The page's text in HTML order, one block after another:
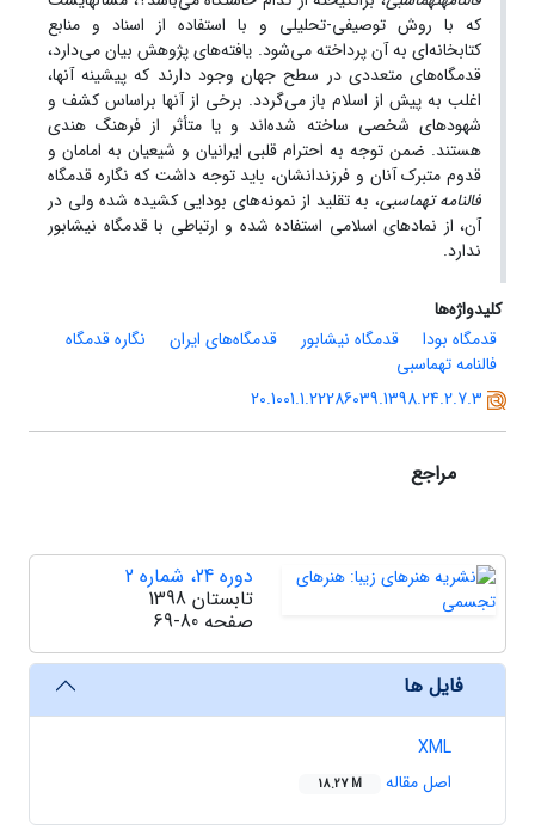
که با روش توصیفی-تحلیلی و با استفاده از اسناد و منابع
کتابخانه‌ای به آن پرداخته می‌شود. یافته‌های پژوهش بیان می‌دارد،
قدمگاه‌های متعددی در سطح جهان وجود دارند که پیشینه آنها،
اغلب به پیش از اسلام باز می‌گردد. برخی از آنها براساس کشف و
شهودهای شخصی ساخته شده‌اند و یا متأثر از فرهنگ هندی
هستند. ضمن توجه به احترام قلبی ایرانیان و شیعیان به امامان و
قدوم متبرک آنان و فرزندانشان، باید توجه داشت که نگاره قدمگاه
فالنامه تهماسبی، به تقلید از نمونه‌های بودایی کشیده شده ولی در
آن، از نمادهای اسلامی استفاده شده و ارتباطی با قدمگاه نیشابور
ندارد.
کلیدواژه‌ها
قدمگاه بودا
قدمگاه نیشابور قدمگاه‌های ایران
نگاره قدمگاه
فالنامه تهماسبی
20.1001.1.22286039.1398.24.2.7.3
مراجع
دوره 24، شماره 2
تابستان 1398
صفحه 69-80
فایل ها
XML
اصل مقاله
18.27 M